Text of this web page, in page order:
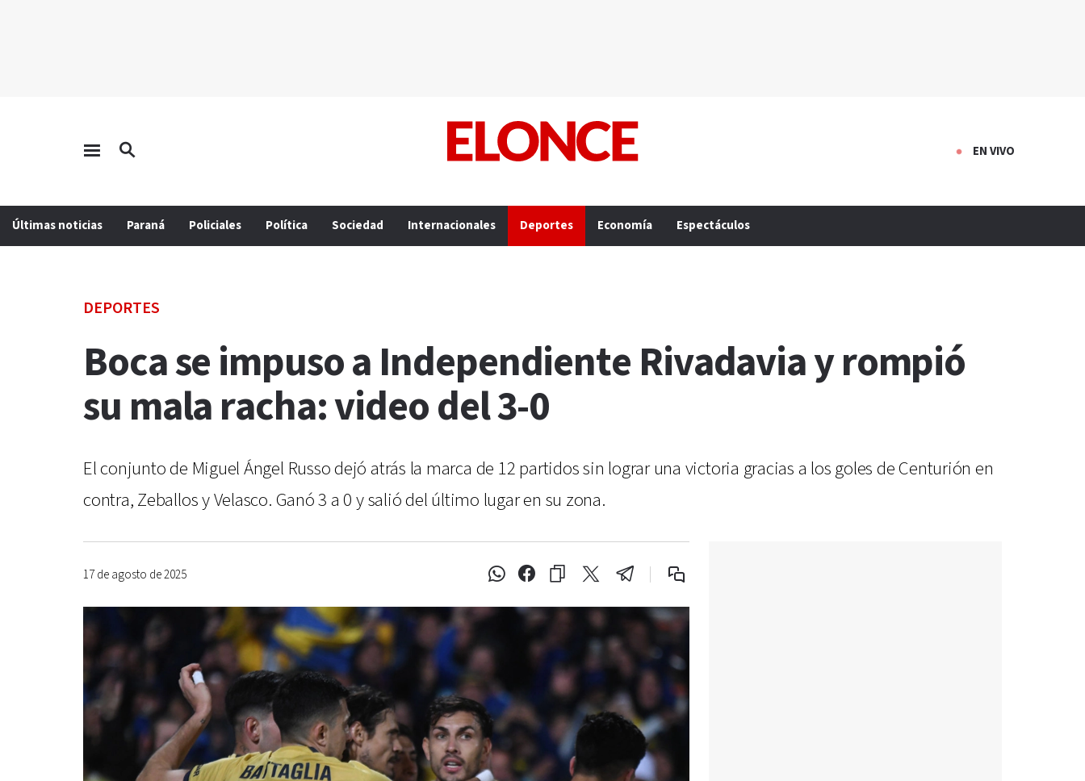
EN VIVO
Últimas noticias Paraná Policiales Política Sociedad Internacionales Deportes Economía Espectáculos
DEPORTES
Boca se impuso a Independiente Rivadavia y rompió
su mala racha: video del 3-0
El conjunto de Miguel Ángel Russo dejó atrás la marca de 12 partidos sin lograr una victoria gracias a los goles de Centurión en
contra, Zeballos y Velasco. Ganó 3 a 0 y salió del último lugar en su zona.
17 de agosto de 2025